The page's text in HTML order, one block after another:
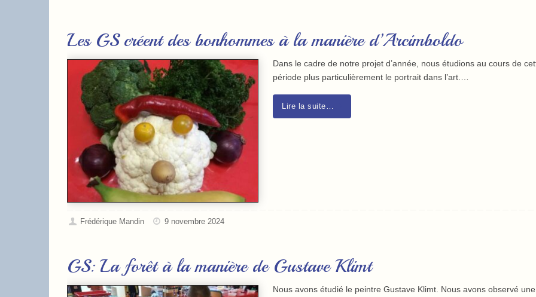
Les GS créent des bonhommes à la manière d’Arcimboldo
Dans le cadre de notre projet d’année, nous étudions au cours de
période plus particulièrement le portrait dans l’art.…
Lire la suite…
Frédérique Mandin 9 novembre 2024
GS: La forêt à la manière de Gustave Klimt
Nous avons étudié le peintre Gustave Klimt. Nous avons observé